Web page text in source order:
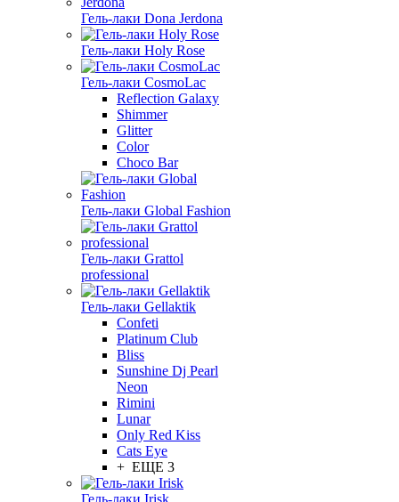
Гель-лаки Dona Jerdona
Гель-лаки Holy Rose
Гель-лаки CosmoLac
Reflection Galaxy
Shimmer
Glitter
Color
Choco Bar
Гель-лаки Global Fashion
Гель-лаки Grattol
professional
Гель-лаки Gellaktik
Confeti
Platinum Club
Bliss
Sunshine Dj Pearl
Neon
Rimini
Lunar
Only Red Kiss
Cats Eye
+ ЕЩЕ 3
Гель-лаки Irisk